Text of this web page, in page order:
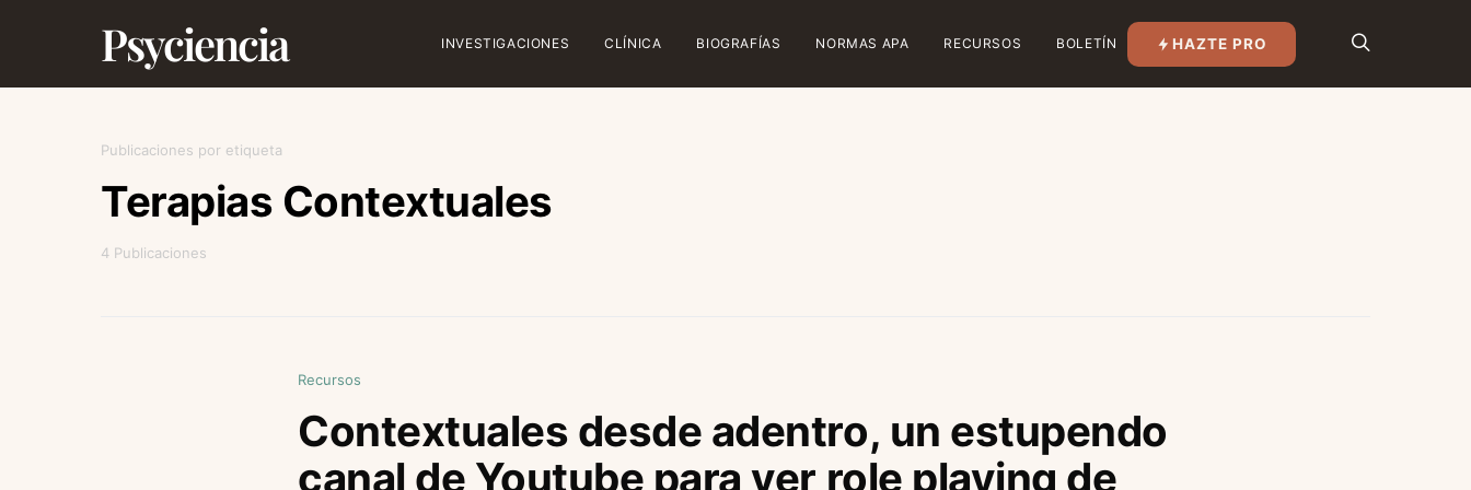
Psyciencia INVESTIGACIONES CLÍNICA BIOGRAFÍAS NORMAS APA RECURSOS BOLETÍN HAZTE PRO
Publicaciones por etiqueta
Terapias Contextuales
4 Publicaciones
Recursos
Contextuales desde adentro, un estupendo
canal de Youtube para ver role playing de